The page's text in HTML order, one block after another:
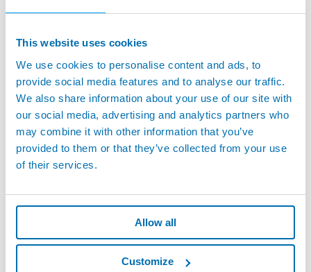
This website uses cookies
We use cookies to personalise content and ads, to
provide social media features and to analyse our traffic.
We also share information about your use of our site with
our social media, advertising and analytics partners who
may combine it with other information that you’ve
provided to them or that they’ve collected from your use
of their services.
Allow all
Customize
OPTOQUICK™ - Equipo Flexible para Medida de
Precisión en Taller